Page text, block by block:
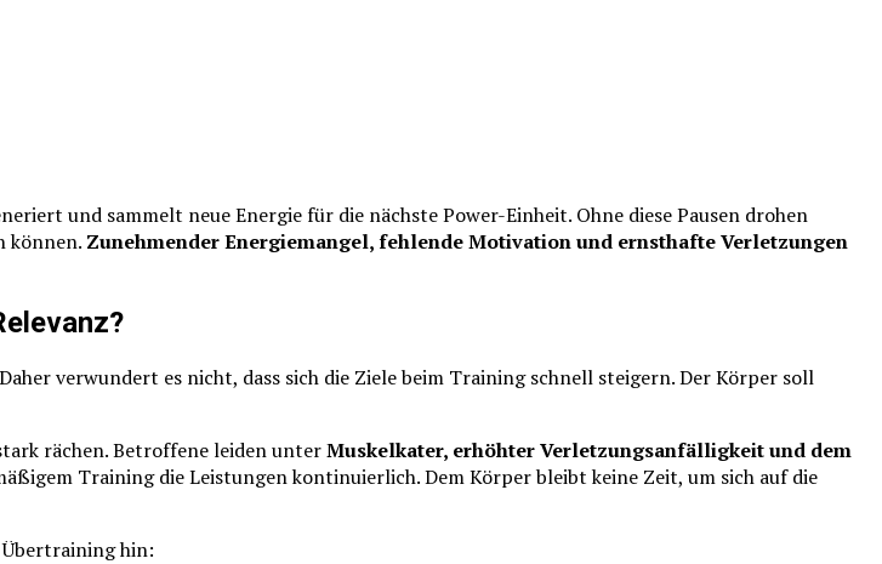
und sammelt neue Energie für die nächste Power-Einheit. Ohne diese Pausen drohen
können. Zunehmender Energiemangel, fehlende Motivation und ernsthafte Verletzungen
verwundert es nicht, dass sich die Ziele beim Training schnell steigern. Der Körper soll
rächen. Betroffene leiden unterMuskelkater, erhöhter Verletzungsanfälligkeit und dem
Training die Leistungen kontinuierlich. Dem Körper bleibt keine Zeit, um sich auf die
hin: